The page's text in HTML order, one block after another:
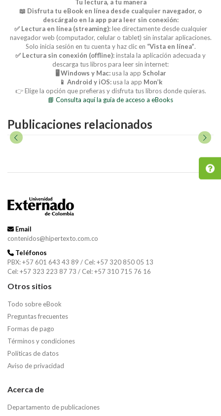
Tu lectura, a tu manera
📖 Disfruta tu eBook en línea desde cualquier navegador, o
descárgalo en la app para leer sin conexión:
✅ Lectura en línea (streaming):lee directamente desde cualquier
navegador web (computador, celular o tablet) sin instalar aplicaciones.
Solo inicia sesión en tu cuenta y haz clic en “Vista en línea”.
✅ Lectura sin conexión (offline):instala la aplicación adecuada y
descarga tus libros para leer sin internet:
🖥️ Windows y Mac:usa la app Scholar
📱 Android y iOS:usa la app Mon’k
👉 Elige la opción que prefieras y disfruta tus libros donde quieras.
📘 Consulta aquí la guía de acceso a eBooks
Publicaciones relacionados
Email
contenidos@hipertexto.com.co
Teléfonos
PBX: +57 601 643 43 89 / Cel: +57 320 850 05 13
Cel: +57 323 223 87 73 / Cel: +57 310 715 76 16
Otros sitios
Todo sobre eBook
Preguntas frecuentes
Formas de pago
Términos y condiciones
Políticas de datos
Aviso de privacidad
Acerca de
Departamento de publicaciones